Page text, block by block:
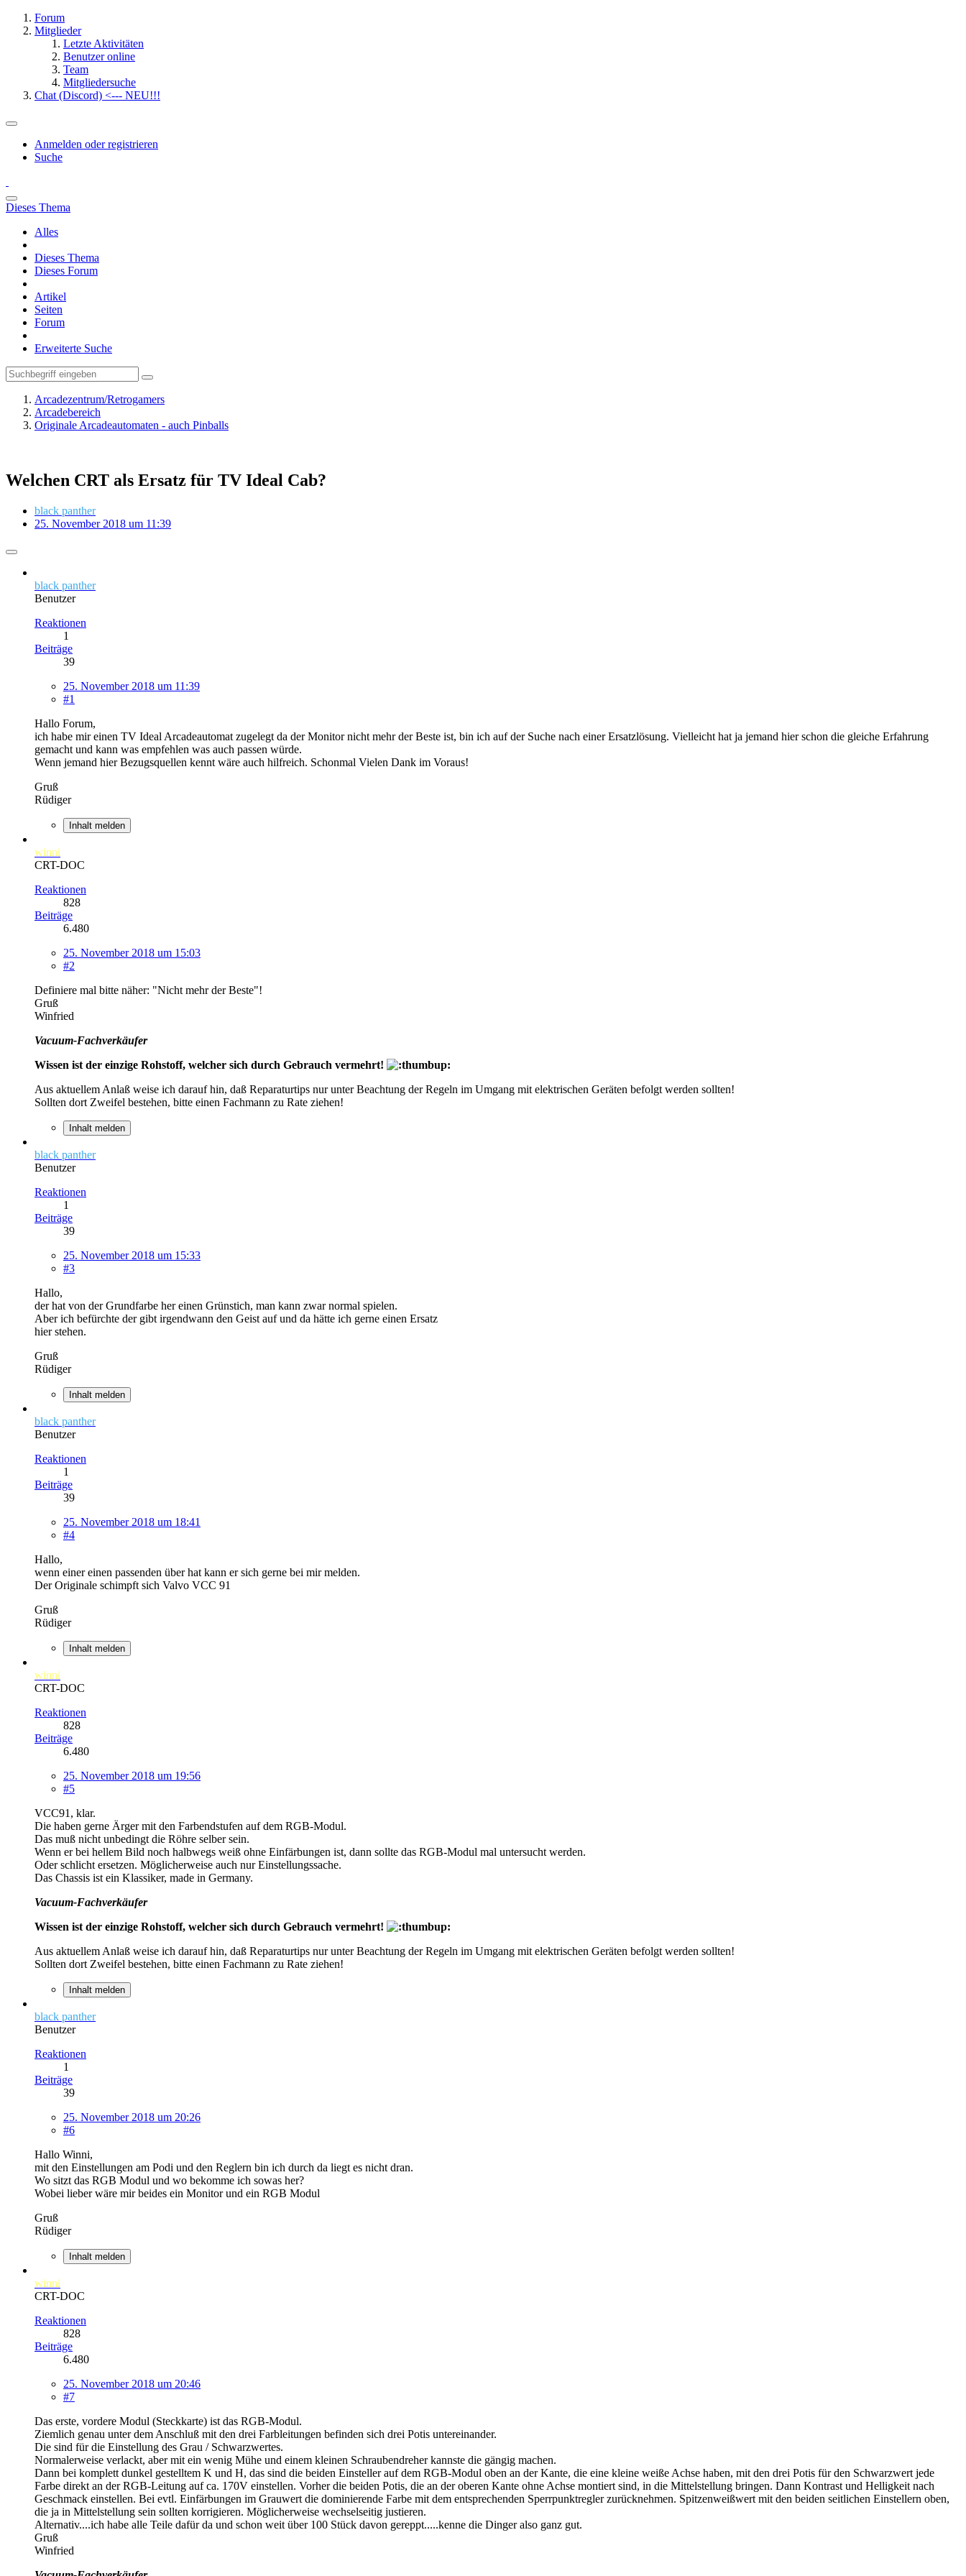
Forum
Mitglieder
Letzte Aktivitäten
Benutzer online
Team
Mitgliedersuche
Chat (Discord) <--- NEU!!!
Anmelden oder registrieren
Suche
Dieses Thema
Alles
Dieses Thema
Dieses Forum
Artikel
Seiten
Forum
Erweiterte Suche
Arcadezentrum/Retrogamers
Arcadebereich
Originale Arcadeautomaten - auch Pinballs
Welchen CRT als Ersatz für TV Ideal Cab?
black panther
25. November 2018 um 11:39
black panther
Benutzer
Reaktionen
1
Beiträge
39
25. November 2018 um 11:39
#1
Hallo Forum,
ich habe mir einen TV Ideal Arcadeautomat zugelegt da der Monitor nicht mehr der Beste ist, bin ich auf der Suche nach einer Ersatzlösung. Vielleicht hat ja jemand hier schon die gleiche Erfahrung
gemacht und kann was empfehlen was auch passen würde.
Wenn jemand hier Bezugsquellen kennt wäre auch hilfreich. Schonmal Vielen Dank im Voraus!
Gruß
Rüdiger
Inhalt melden
winni
CRT-DOC
Reaktionen
828
Beiträge
6.480
25. November 2018 um 15:03
#2
Definiere mal bitte näher: "Nicht mehr der Beste"!
Gruß
Winfried
Vacuum-Fachverkäufer
Wissen ist der einzige Rohstoff, welcher sich durch Gebrauch vermehrt!
Aus aktuellem Anlaß weise ich darauf hin, daß Reparaturtips nur unter Beachtung der Regeln im Umgang mit elektrischen Geräten befolgt werden sollten!
Sollten dort Zweifel bestehen, bitte einen Fachmann zu Rate ziehen!
Inhalt melden
black panther
Benutzer
Reaktionen
1
Beiträge
39
25. November 2018 um 15:33
#3
Hallo,
der hat von der Grundfarbe her einen Grünstich, man kann zwar normal spielen.
Aber ich befürchte der gibt irgendwann den Geist auf und da hätte ich gerne einen Ersatz
hier stehen.
Gruß
Rüdiger
Inhalt melden
black panther
Benutzer
Reaktionen
1
Beiträge
39
25. November 2018 um 18:41
#4
Hallo,
wenn einer einen passenden über hat kann er sich gerne bei mir melden.
Der Originale schimpft sich Valvo VCC 91
Gruß
Rüdiger
Inhalt melden
winni
CRT-DOC
Reaktionen
828
Beiträge
6.480
25. November 2018 um 19:56
#5
VCC91, klar.
Die haben gerne Ärger mit den Farbendstufen auf dem RGB-Modul.
Das muß nicht unbedingt die Röhre selber sein.
Wenn er bei hellem Bild noch halbwegs weiß ohne Einfärbungen ist, dann sollte das RGB-Modul mal untersucht werden.
Oder schlicht ersetzen. Möglicherweise auch nur Einstellungssache.
Das Chassis ist ein Klassiker, made in Germany.
Vacuum-Fachverkäufer
Wissen ist der einzige Rohstoff, welcher sich durch Gebrauch vermehrt!
Aus aktuellem Anlaß weise ich darauf hin, daß Reparaturtips nur unter Beachtung der Regeln im Umgang mit elektrischen Geräten befolgt werden sollten!
Sollten dort Zweifel bestehen, bitte einen Fachmann zu Rate ziehen!
Inhalt melden
black panther
Benutzer
Reaktionen
1
Beiträge
39
25. November 2018 um 20:26
#6
Hallo Winni,
mit den Einstellungen am Podi und den Reglern bin ich durch da liegt es nicht dran.
Wo sitzt das RGB Modul und wo bekomme ich sowas her?
Wobei lieber wäre mir beides ein Monitor und ein RGB Modul
Gruß
Rüdiger
Inhalt melden
winni
CRT-DOC
Reaktionen
828
Beiträge
6.480
25. November 2018 um 20:46
#7
Das erste, vordere Modul (Steckkarte) ist das RGB-Modul.
Ziemlich genau unter dem Anschluß mit den drei Farbleitungen befinden sich drei Potis untereinander.
Die sind für die Einstellung des Grau / Schwarzwertes.
Normalerweise verlackt, aber mit ein wenig Mühe und einem kleinen Schraubendreher kannste die gängig machen.
Dann bei komplett dunkel gestelltem K und H, das sind die beiden Einsteller auf dem RGB-Modul oben an der Kante, die eine kleine weiße Achse haben, mit den drei Potis für den Schwarzwert jede
Farbe direkt an der RGB-Leitung auf ca. 170V einstellen. Vorher die beiden Potis, die an der oberen Kante ohne Achse montiert sind, in die Mittelstellung bringen. Dann Kontrast und Helligkeit nach
Geschmack einstellen. Bei evtl. Einfärbungen im Grauwert die dominierende Farbe mit dem entsprechenden Sperrpunktregler zurücknehmen. Spitzenweißwert mit den beiden seitlichen Einstellern oben,
die ja in Mittelstellung sein sollten korrigieren. Möglicherweise wechselseitig justieren.
Alternativ....ich habe alle Teile dafür da und schon weit über 100 Stück davon gereppt.....kenne die Dinger also ganz gut.
Gruß
Winfried